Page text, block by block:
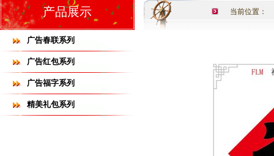
产品展示
广告春联系列
广告红包系列
广告福字系列
精美礼包系列
当前位置：